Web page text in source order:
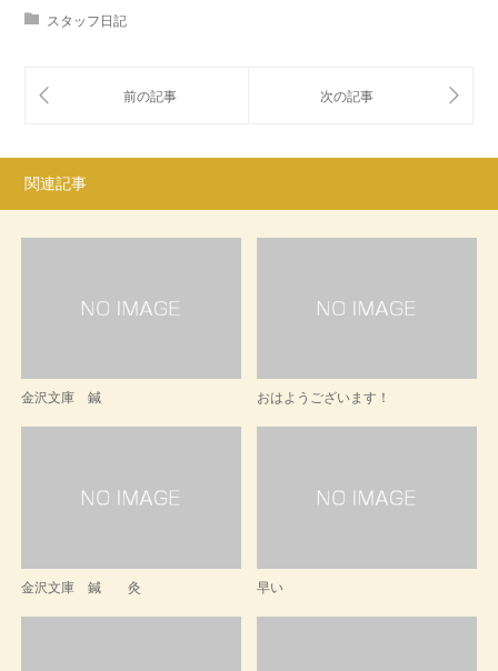
スタッフ日記
関連記事
金沢文庫 鍼 おはようございます！
金沢文庫 鍼 灸 早い